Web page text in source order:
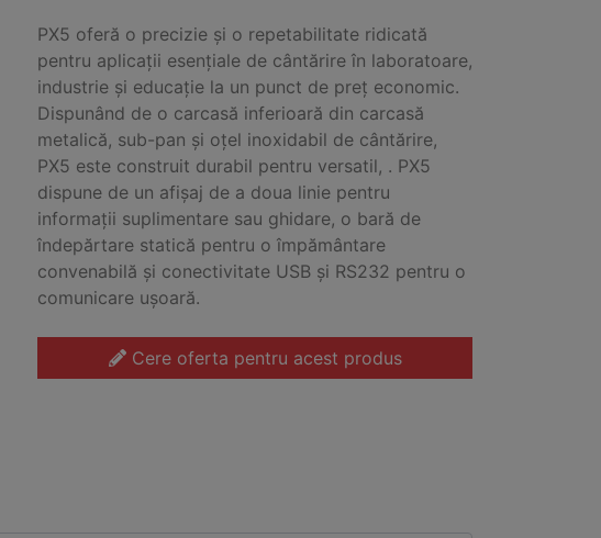
PX5 oferă o precizie și o repetabilitate ridicată
pentru aplicații esențiale de cântărire în laboratoare,
industrie și educație la un punct de preț economic.
Dispunând de o carcasă inferioară din carcasă
metalică, sub-pan și oțel inoxidabil de cântărire,
PX5 este construit durabil pentru versatil, . PX5
dispune de un afișaj de a doua linie pentru
informații suplimentare sau ghidare, o bară de
îndepărtare statică pentru o împământare
convenabilă și conectivitate USB și RS232 pentru o
comunicare ușoară.
Cere oferta pentru acest produs